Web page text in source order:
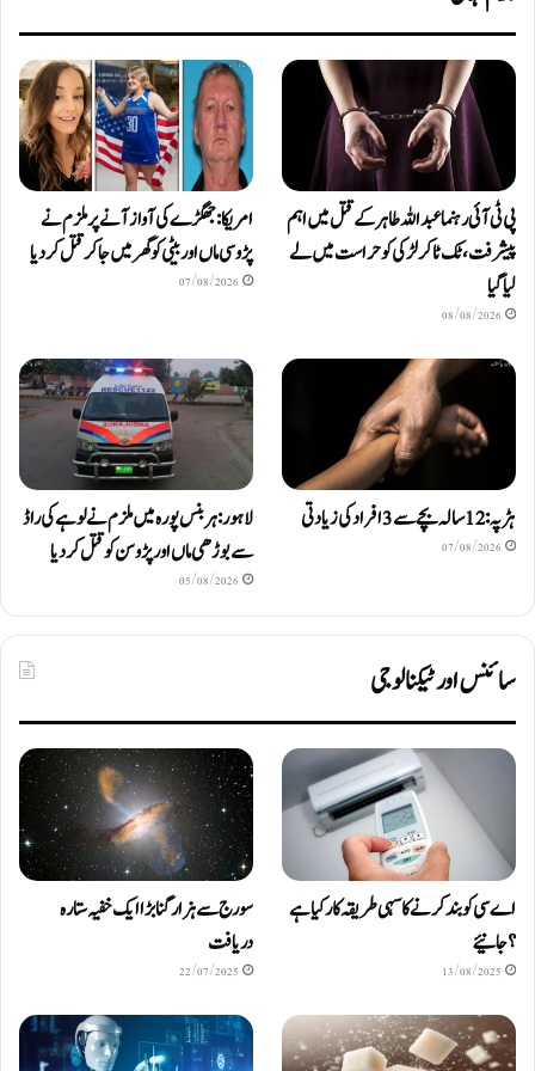
پی ٹی آئی رہنما عبداللہ طاہر کے قتل میں اہم
پیشرفت، ٹک ٹاکر لڑکی کو حراست میں لے
لیا گیا
08/08/2026
امریکا: جھگڑے کی آواز آنے پر ملزم نے
پڑوسی ماں اور بیٹی کو گھر میں جا کر قتل کر دیا
07/08/2026
ہڑپہ: 12 سالہ بچے سے 3 افراد کی زیادتی
07/08/2026
لاہور: ہربنس پورہ میں ملزم نے لوہے کی راڈ
سے بوڑھی ماں اور پڑوسن کو قتل کر دیا
05/08/2026
سائنس اور ٹیکنالوجی
اے سی کو بند کرنے کا سہی طریقہ کار کیا ہے
؟ جانیئے
13/08/2025
سورج سے ہزار گنا بڑا ایک خفیہ ستارہ
دریافت
22/07/2025